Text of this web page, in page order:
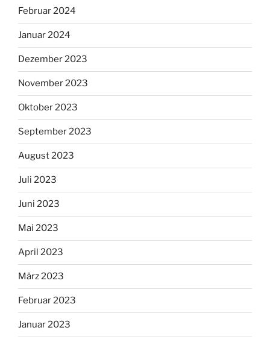
Februar 2024
Januar 2024
Dezember 2023
November 2023
Oktober 2023
September 2023
August 2023
Juli 2023
Juni 2023
Mai 2023
April 2023
März 2023
Februar 2023
Januar 2023